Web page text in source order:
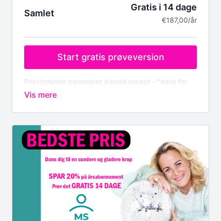
Bliv en del af Swingtimes' medlemsliste og få
tidlig besked om kommende Parkinson-
Ekstra materiale til download
Hold dine udgifter nede med nemme måned-til-
måned betalinger
Ingen binding – du kan afmelde når som helst!
Samlet
Gratis i 14 dage
€187,00/år
Start gratis prøveversion
Prisvindende patenteret dansekoncept - "dans for
sundhed"
(€187) for et helt år.
Dit medlemskab inkluderer:
Træning derhjemme, når du har tid, med en af
Europas bedste instruktører
Over 50 dansetimer i forskellige tempoer, stilarter
og rytmer
Begyndertimer, hvor du lærer alle de
grundlæggende trin
Omfattende opvarmningsprogram,